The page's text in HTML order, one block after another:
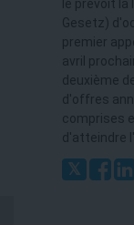
le prévoit
Gesetz)
premier
avril
deuxième
d'offres
comprises
d'atteindre